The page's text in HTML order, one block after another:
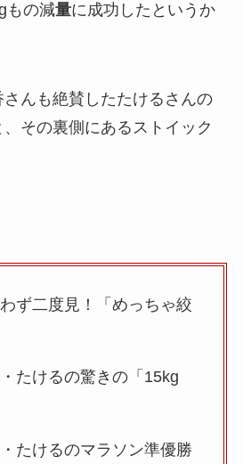
もの減量に成功したというか
んも絶賛したたけるさんの
その裏側にあるストイック
ず二度見！「めっちゃ絞
たけるの驚きの「15kg
たけるのマラソン準優勝